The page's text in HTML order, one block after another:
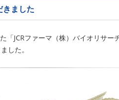
きました
「JCRファーマ（株）バイオリサー
した。